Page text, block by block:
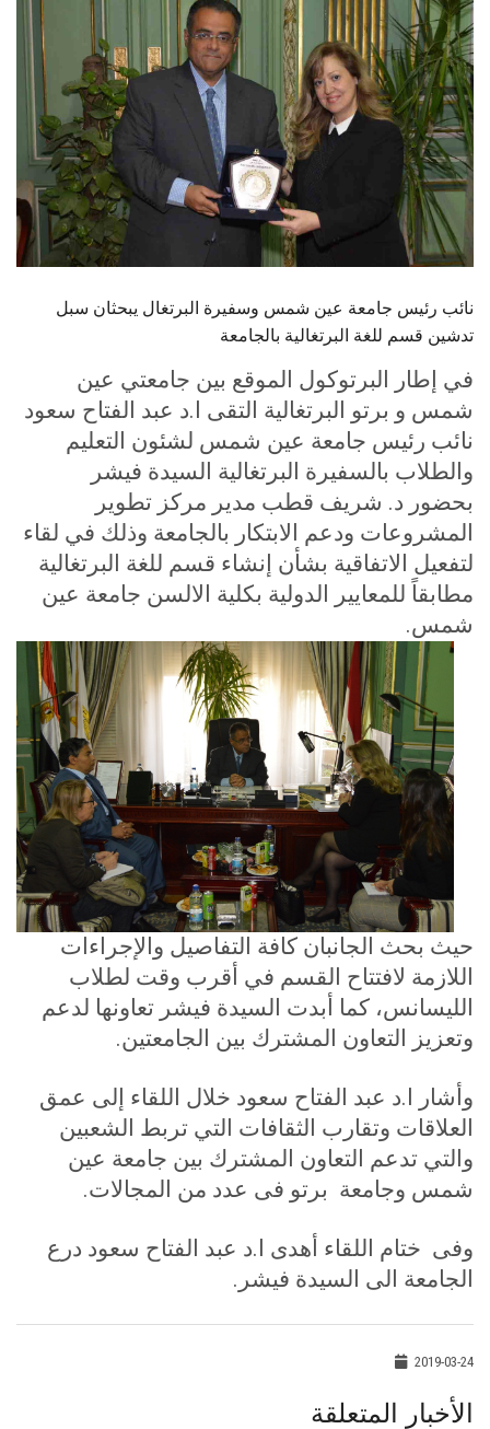
هيئة التدريس
الدراسات العليا
الخريجين
الموظفون
الزائـرون
سجل الان
نائب رئيس جامعة عين شمس وسفيرة البرتغال يبحثان سبل
تدشين قسم للغة البرتغالية بالجامعة
في إطار البرتوكول الموقع بين جامعتي عين
شمس و برتو البرتغالية التقى ا.د عبد الفتاح سعود
نائب رئيس جامعة عين شمس لشئون التعليم
والطلاب بالسفيرة البرتغالية السيدة فيشر
بحضور د. شريف قطب مدير مركز تطوير
المشروعات ودعم الابتكار بالجامعة وذلك في لقاء
لتفعيل الاتفاقية بشأن إنشاء قسم للغة البرتغالية
مطابقاً للمعايير الدولية بكلية الالسن جامعة عين
شمس.
حيث بحث الجانبان كافة التفاصيل والإجراءات
اللازمة لافتتاح القسم في أقرب وقت لطلاب
الليسانس، كما أبدت السيدة فيشر تعاونها لدعم
وتعزيز التعاون المشترك بين الجامعتين.
وأشار ا.د عبد الفتاح سعود خلال اللقاء إلى عمق
العلاقات وتقارب الثقافات التي تربط الشعبين
والتي تدعم التعاون المشترك بين جامعة عين
شمس وجامعة برتو فى عدد من المجالات.
وفى ختام اللقاء أهدى ا.د عبد الفتاح سعود درع
الجامعة الى السيدة فيشر .
2019-03-24
الأخبار المتعلقة